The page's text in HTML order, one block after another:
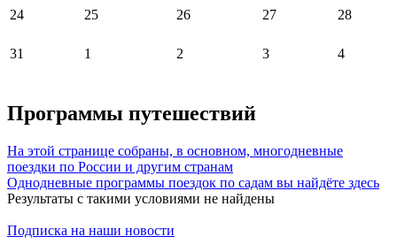
24 25 26 27 28
31 1 2 3 4
Программы путешествий
На этой странице собраны, в основном, многодневные
поездки по России и другим странам
Однодневные программы поездок по садам вы найдёте здесь
Результаты с такими условиями не найдены
Подписка на наши новости